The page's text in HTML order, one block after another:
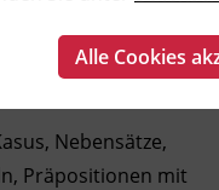
und
Tätigkeiten,
Nebensätze,
Präpositionen mit
Alle Cookies